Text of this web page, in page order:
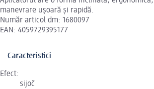
manevrare ușoară și rapidă.
Număr articol dm: 1680097
EAN: 4059729395177
Caracteristici
Efect:
sijoč